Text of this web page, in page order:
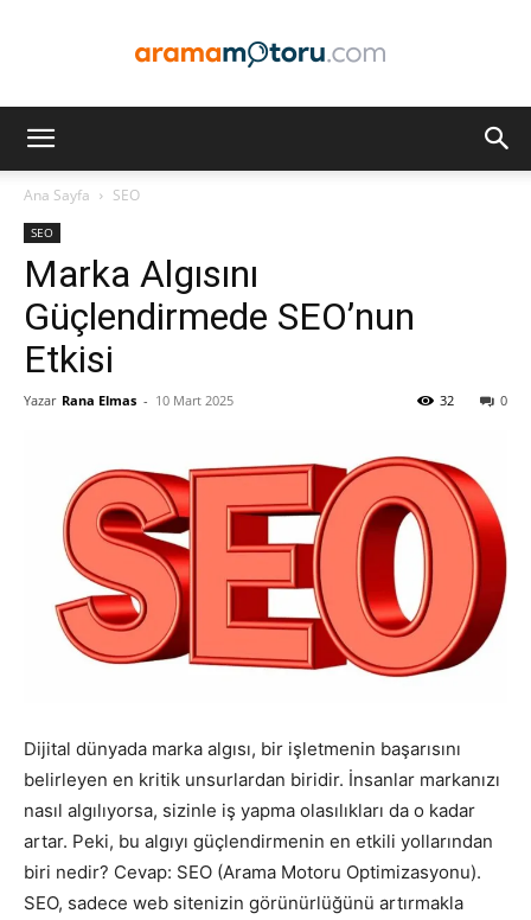
ve
Pazarlaması
SEO,
SEM,
Ana Sayfa SEO
SEO
Marka Algısını
Güçlendirmede SEO’nun
Etkisi
Yazar Rana Elmas - 10 Mart 2025 0
32
Dijital dünyada marka algısı, bir işletmenin başarısını
belirleyen en kritik unsurlardan biridir. İnsanlar markanızı
nasıl algılıyorsa, sizinle iş yapma olasılıkları da o kadar
artar. Peki, bu algıyı güçlendirmenin en etkili yollarından
biri nedir? Cevap: SEO (Arama Motoru Optimizasyonu).
SEO, sadece web sitenizin görünürlüğünü artırmakla